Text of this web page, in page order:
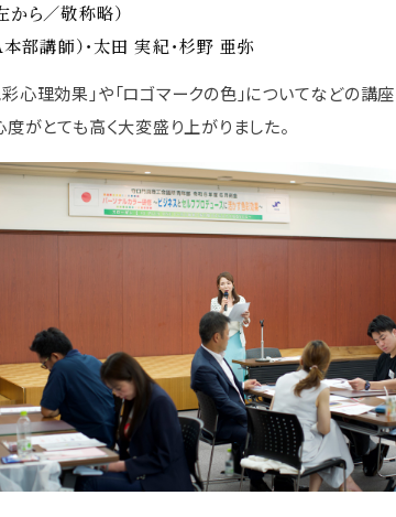
ら／敬称略）
部講師）・太田 実紀・杉野 亜弥
心理効果」や「ロゴマークの色」についてなどの講
がとても高く大変盛り上がりました。